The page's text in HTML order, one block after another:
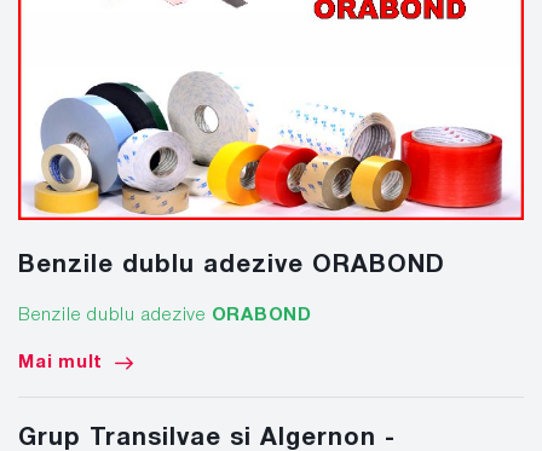
Benzile dublu adezive ORABOND
Benzile dublu adezive ORABOND
Mai mult
Grup Transilvae si Algernon -